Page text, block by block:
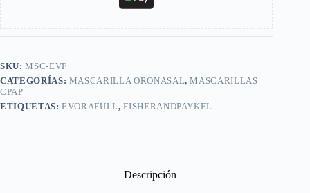
SKU:MSC-EVF
CATEGORÍAS: MASCARILLA ORONASAL,MASCARILLAS
CPAP
ETIQUETAS:EVORAFULL,FISHERANDPAYKEL
Descripción